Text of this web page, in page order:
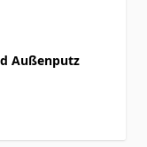
Außenputz